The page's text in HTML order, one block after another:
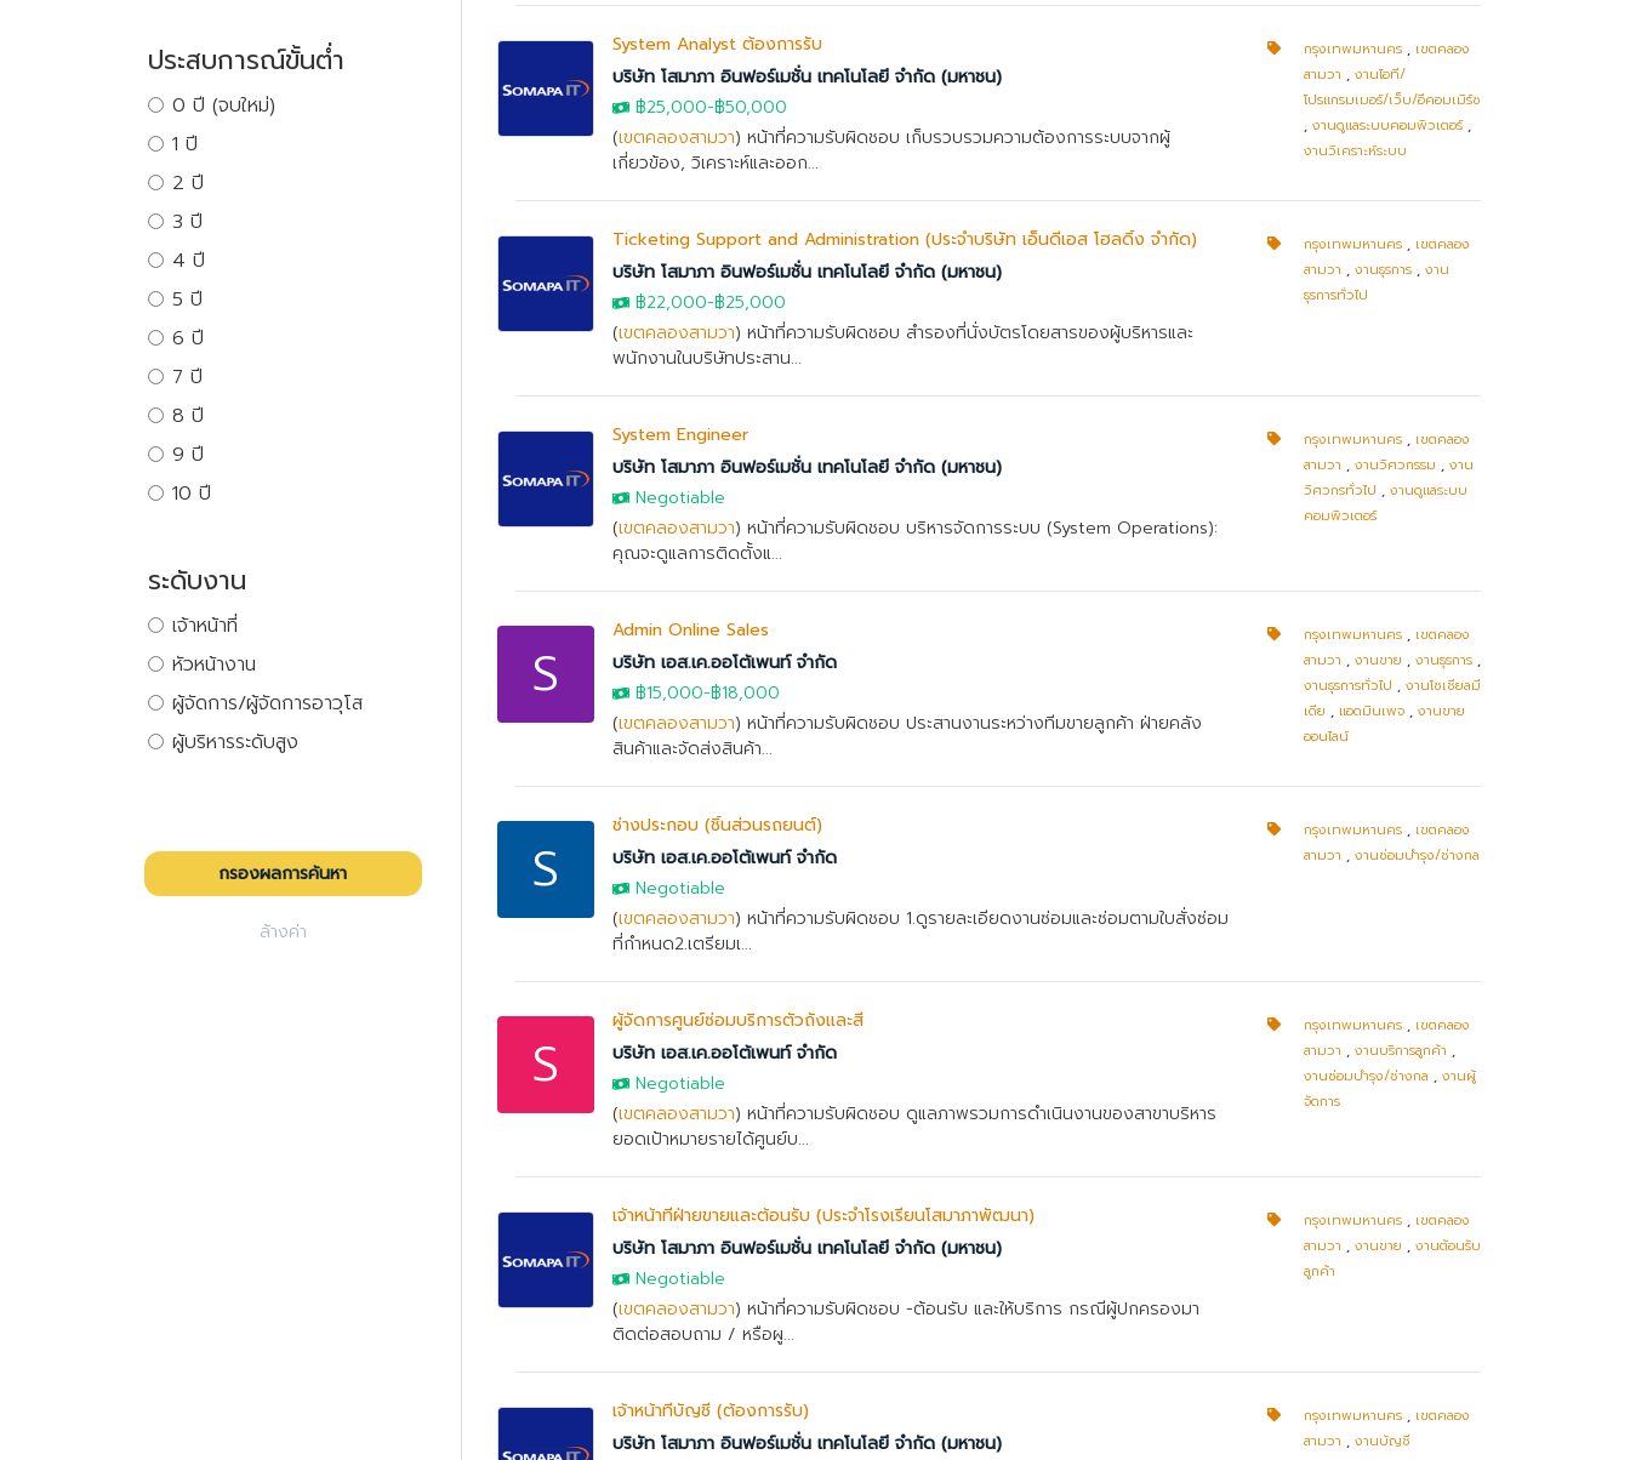
System Analyst ต้องการรับ
บริษัท โสมาภา อินฟอร์เมชั่น เทคโนโลยี จำกัด (มหาชน)
฿25,000-฿50,000
(เขตคลองสามวา) หน้าที่ความรับผิดชอบ เก็บรวบรวมความต้องการระบบจากผู้
เกี่ยวข้อง, วิเคราะห์และออก...
กรุงเทพมหานคร , เขตคลอง
สามวา ,งานไอที/
โปรแกรมเมอร์/เว็บ/อีคอมเมิร์ซ
,งานดูแลระบบคอมพิวเตอร์,
งานวิเคราะห์ระบบ
Ticketing Support and Administration (ประจำบริษัท เอ็นดีเอส โฮลดิ้ง จำกัด)
บริษัท โสมาภา อินฟอร์เมชั่น เทคโนโลยี จำกัด (มหาชน)
฿22,000-฿25,000
(เขตคลองสามวา) หน้าที่ความรับผิดชอบ สำรองที่นั่งบัตรโดยสารของผู้บริหารและ
พนักงานในบริษัทประสาน...
กรุงเทพมหานคร , เขตคลอง
สามวา ,งานธุรการ ,งาน
ธุรการทั่วไป
System Engineer
บริษัท โสมาภา อินฟอร์เมชั่น เทคโนโลยี จำกัด (มหาชน)
Negotiable
(เขตคลองสามวา) หน้าที่ความรับผิดชอบ บริหารจัดการระบบ (System Operations):
คุณจะดูแลการติดตั้งแ...
กรุงเทพมหานคร , เขตคลอง
สามวา ,งานวิศวกรรม ,งาน
วิศวกรทั่วไป ,งานดูแลระบบ
คอมพิวเตอร์
S
Admin Online Sales
บริษัท เอส.เค.ออโต้เพนท์ จำกัด
฿15,000-฿18,000
(เขตคลองสามวา) หน้าที่ความรับผิดชอบ ประสานงานระหว่างทีมขายลูกค้า ฝ่ายคลัง
สินค้าและจัดส่งสินค้า...
กรุงเทพมหานคร , เขตคลอง
สามวา ,งานขาย ,งานธุรการ ,
งานธุรการทั่วไป ,งานโซเชียลมี
เดีย , แอดมินเพจ ,งานขาย
ออนไลน์
S
ช่างประกอบ (ชิ้นส่วนรถยนต์)
บริษัท เอส.เค.ออโต้เพนท์ จำกัด
Negotiable
(เขตคลองสามวา) หน้าที่ความรับผิดชอบ 1.ดูรายละเอียดงานซ่อมและซ่อมตามใบสั่งซ่อม
ที่กำหนด2.เตรียมเ...
กรุงเทพมหานคร , เขตคลอง
สามวา ,งานซ่อมบำรุง/ช่างกล
S
ผู้จัดการศูนย์ซ่อมบริการตัวถังและสี
บริษัท เอส.เค.ออโต้เพนท์ จำกัด
Negotiable
(เขตคลองสามวา) หน้าที่ความรับผิดชอบ ดูแลภาพรวมการดำเนินงานของสาขาบริหาร
ยอดเป้าหมายรายได้ศูนย์บ...
กรุงเทพมหานคร , เขตคลอง
สามวา ,งานบริการลูกค้า ,
งานซ่อมบำรุง/ช่างกล ,งานผู้
จัดการ
เจ้าหน้าที่ฝ่ายขายและต้อนรับ (ประจำโรงเรียนโสมาภาพัฒนา)
บริษัท โสมาภา อินฟอร์เมชั่น เทคโนโลยี จำกัด (มหาชน)
Negotiable
(เขตคลองสามวา) หน้าที่ความรับผิดชอบ -ต้อนรับ และให้บริการ กรณีผู้ปกครองมา
ติดต่อสอบถาม / หรือผู...
กรุงเทพมหานคร , เขตคลอง
สามวา ,งานขาย ,งานต้อนรับ
ลูกค้า
เจ้าหน้าที่บัญชี (ต้องการรับ)
บริษัท โสมาภา อินฟอร์เมชั่น เทคโนโลยี จำกัด (มหาชน)
กรุงเทพมหานคร , เขตคลอง
สามวา ,งานบัญชี
ประสบการณ์ขั้นต่ำ
0 ปี (จบใหม่)
1 ปี
2 ปี
3 ปี
4 ปี
5 ปี
6 ปี
7 ปี
8 ปี
9 ปี
10 ปี
ระดับงาน
เจ้าหน้าที่
หัวหน้างาน
ผู้จัดการ/ผู้จัดการอาวุโส
ผู้บริหารระดับสูง